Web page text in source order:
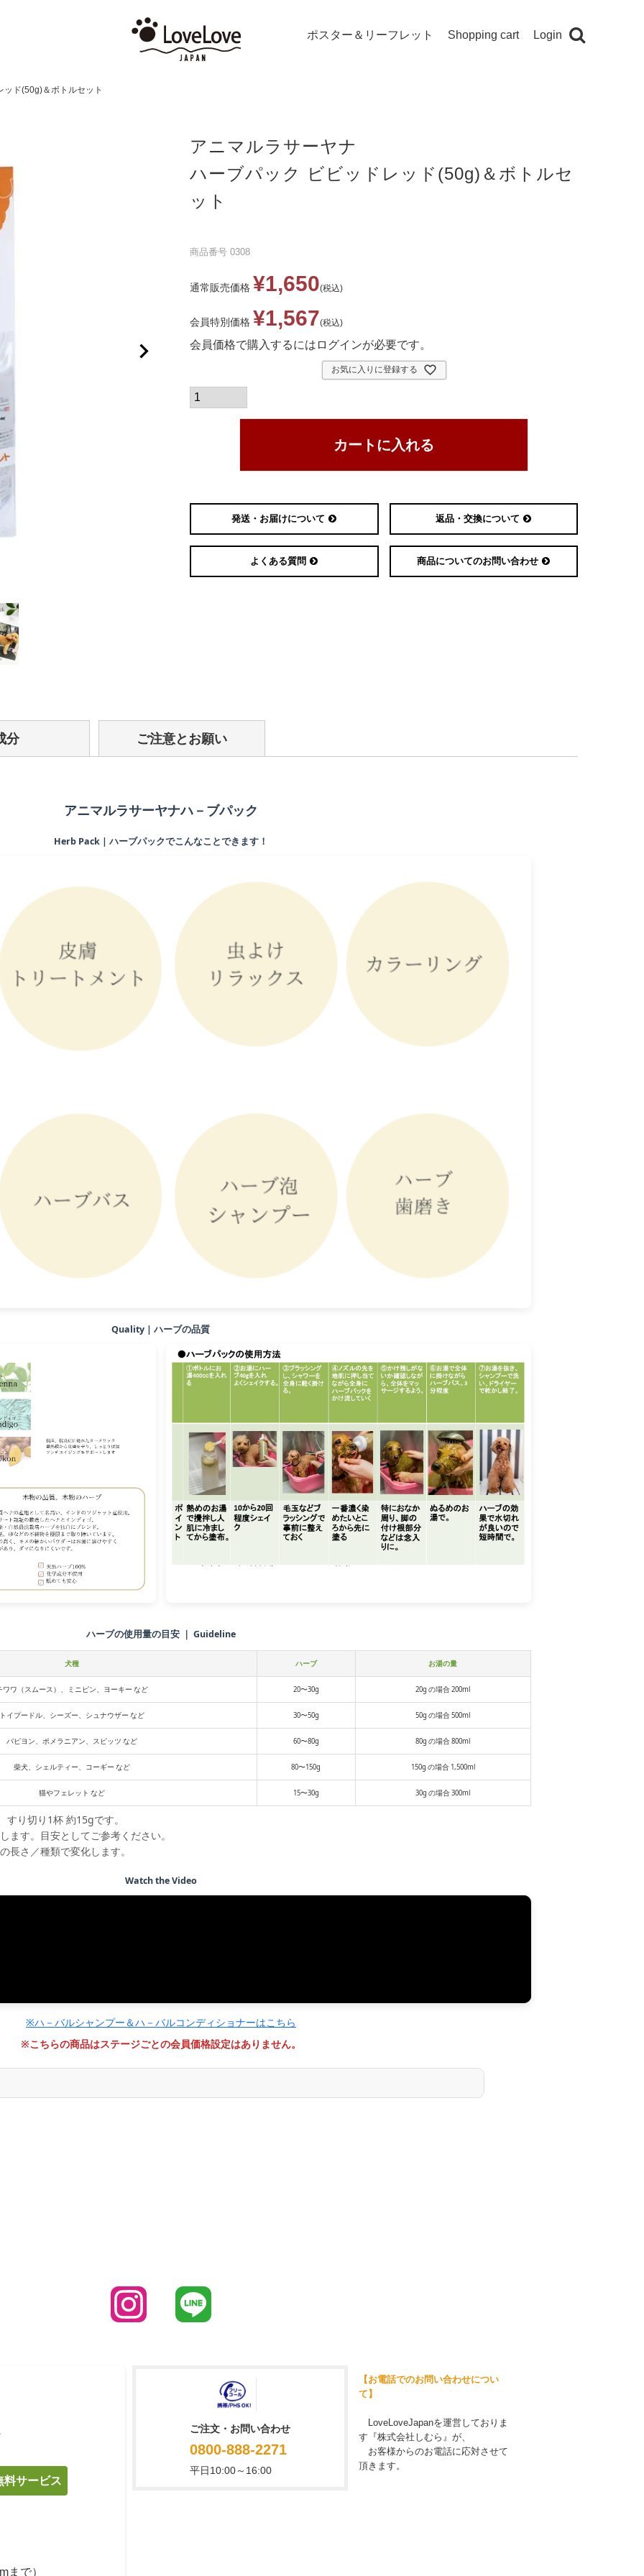
Login
Shopping cart
ポスター＆リーフレット
ッド(50g)＆ボトルセット
アニマルラサーヤナ
ハーブパック ビビッドレッド(50g)＆ボトルセ
ット
商品番号 0308
通常販売価格 ¥1,650 税込
会員特別価格 ¥1,567 税込
会員価格で購入するにはログインが必要です。
お気に入りに登録する
カートに入れる
発送・お届けについて 返品・交換について
よくある質問 商品についてのお問い合わせ
分 ご注意とお願い
アニマルラサーヤナハ－ブパック
Herb Pack | ハーブパックでこんなことできます！
Quality | ハーブの品質
ハーブの使用量の目安 ｜ Guideline
犬種 ハーブ お湯の量
ワワ（スムース）、ミニピン、ヨーキー など 20〜30g 20g の場合 200ml
トイプードル、シーズー、シュナウザー など 30〜50g 50g の場合 500ml
パピヨン、ポメラニアン、スピッツ など 60〜80g 80g の場合 800ml
柴犬、シェルティー、コーギー など 80〜150g 150g の場合 1,500ml
猫やフェレット など 15〜30g 30g の場合 300ml
り切り1杯 約15gです。
す。目安としてご参考ください。
さ／種類で変化します。
Watch the Video
※ハ－バルシャンプー＆ハ－バルコンディショナーはこちら
※こちらの商品はステージごとの会員価格設定はありません。
料サービス
まで）
ご注文・お問い合わせ
0800-888-2271
平日10:00～16:00
【お電話でのお問い合わせについ
て】
LoveLoveJapanを運営しておりま
す『株式会社しむら』が、
お客様からのお電話に応対させて
頂きます。